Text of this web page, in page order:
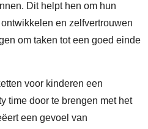
Dit helpt hen om hun
en zelfvertrouwen
om taken tot een goed einde
voor kinderen een
time door te brengen met het
een gevoel van